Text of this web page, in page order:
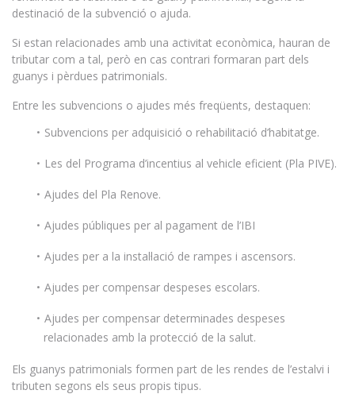
destinació de la subvenció o ajuda.
Si estan relacionades amb una activitat econòmica, hauran de
tributar com a tal, però en cas contrari formaran part dels
guanys i pèrdues patrimonials.
Entre les subvencions o ajudes més freqüents, destaquen:
Subvencions per adquisició o rehabilitació d’habitatge.
Les del Programa d’incentius al vehicle eficient (Pla PIVE).
Ajudes del Pla Renove.
Ajudes públiques per al pagament de l’IBI
Ajudes per a la instal·lació de rampes i ascensors.
Ajudes per compensar despeses escolars.
Ajudes per compensar determinades despeses
relacionades amb la protecció de la salut.
Els guanys patrimonials formen part de les rendes de l’estalvi i
tributen segons els seus propis tipus.